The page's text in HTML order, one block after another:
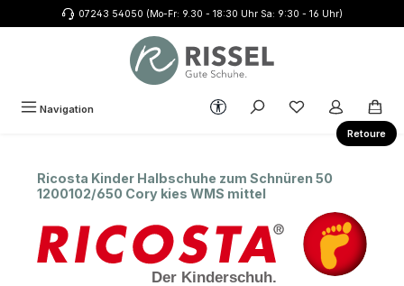
Zum Hauptinhalt springen07243 54050 (Mo-Fr: 9.30 - 18:30 Uhr Sa: 9:30 - 16 Uhr)
Retoure
Navigation Werkzeugleiste anzeigen
Du hast 0
Ricosta Kinder Halbschuhe zum Schnüren 50
1200102/650 Cory kies WMS mittel